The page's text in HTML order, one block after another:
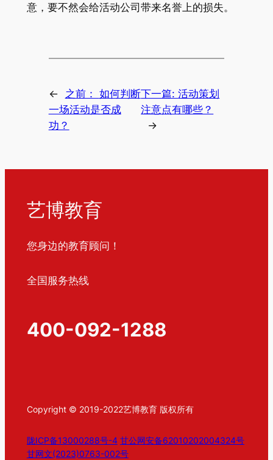
意，要不然会给活动公司带来名誉上的损失。
← 之前： 如何判断
一场活动是否成
功？
下一篇:活动策划
注意点有哪些？
→
艺博教育
您身边的教育顾问！
全国服务热线
400-092-1288
Copyright © 2019-2022艺博教育 版权所有
陇ICP备13000288号-4 甘公网安备62010202004324号
甘网文(2023)0763-002号